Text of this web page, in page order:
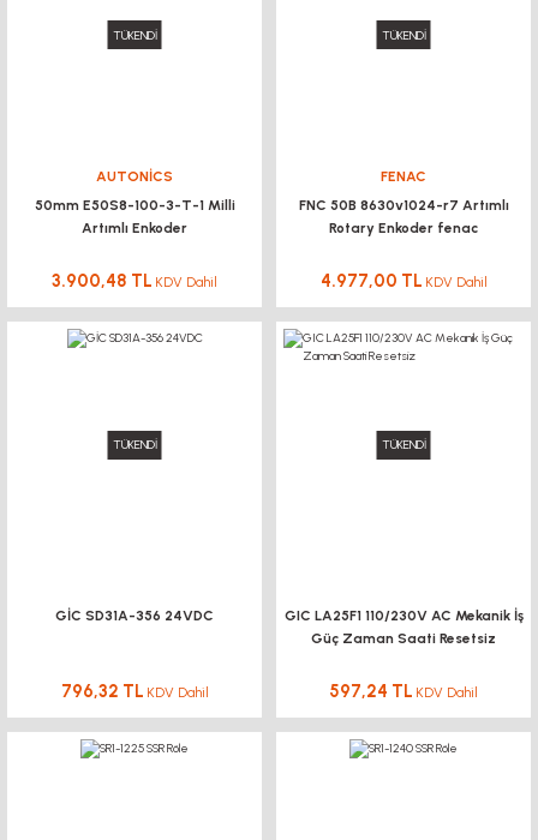
TÜKENDİ
AUTONİCS
50mm E50S8-100-3-T-1 Milli
Artımlı Enkoder
3.900,48 TL KDV Dahil
TÜKENDİ
FENAC
FNC 50B 8630v1024-r7 Artımlı
Rotary Enkoder fenac
4.977,00 TL KDV Dahil
TÜKENDİ
GİC SD31A-356 24VDC
796,32 TL KDV Dahil
TÜKENDİ
GIC LA25F1 110/230V AC Mekanik İş
Güç Zaman Saati Resetsiz
597,24 TL KDV Dahil